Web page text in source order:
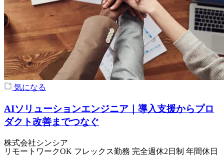
気になる
AIソリューションエンジニア｜導入支援からプロ
ダクト改善までつなぐ
株式会社シンシア
リモートワークOK フレックス勤務 完全週休2日制 年間休日